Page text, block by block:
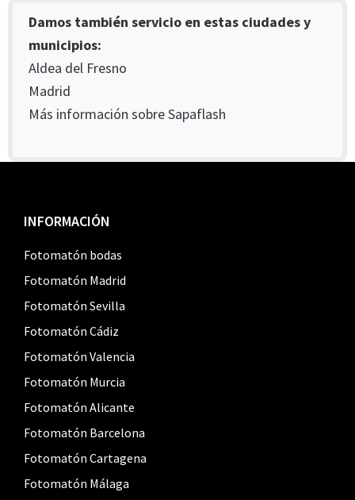
Damos también servicio en estas ciudades y
municipios:
Aldea del Fresno
Madrid
Más información sobre Sapaflash
Footer
INFORMACIÓN
Fotomatón bodas
Fotomatón Madrid
Fotomatón Sevilla
Fotomatón Cádiz
Fotomatón Valencia
Fotomatón Murcia
Fotomatón Alicante
Fotomatón Barcelona
Fotomatón Cartagena
Fotomatón Málaga